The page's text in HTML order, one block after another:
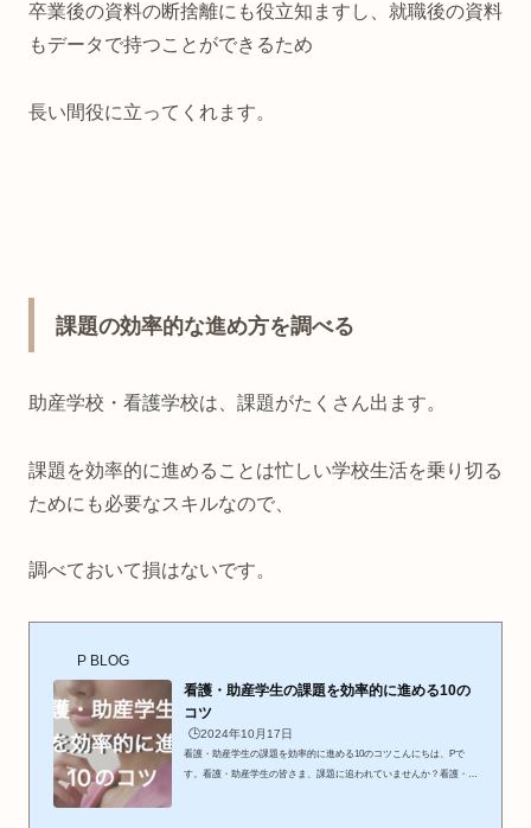
卒業後の資料の断捨離にも役立知ますし、就職後の資料
もデータで持つことができるため
長い間役に立ってくれます。
課題の効率的な進め方を調べる
助産学校・看護学校は、課題がたくさん出ます。
課題を効率的に進めることは忙しい学校生活を乗り切る
ためにも必要なスキルなので、
調べておいて損はないです。
P BLOG
看護・助産学生の課題を効率的に進める10の
コツ
🕒️2024年10月17日
看護・助産学生の課題を効率的に進める10のコツこんにちは、Pで
す。看護・助産学生の皆さま、課題に追われていませんか？看護・助